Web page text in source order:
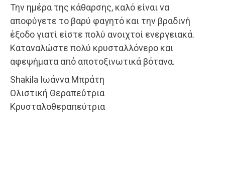
Την ημέρα της κάθαρσης, καλό είναι να
αποφύγετε το βαρύ φαγητό και την βραδινή
έξοδο γιατί είστε πολύ ανοιχτοί ενεργειακά.
Καταναλώστε πολύ κρυσταλλόνερο και
αφεψήματα από αποτοξινωτικά βότανα.
Shakila Ιωάννα Μπράτη
Ολιστική Θεραπεύτρια
Κρυσταλοθεραπεύτρια